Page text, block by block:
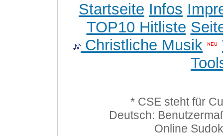
Startseite Infos
TOP10 Hitliste
Christliche Musik
* CSE steht für
Deutsch:
Online